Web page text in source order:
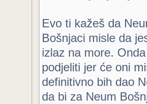
Evo ti kažeš da
Bošnjaci misle da
izlaz na more.
podjeliti jer će oni
definitivno bih dao
da bi za Neum